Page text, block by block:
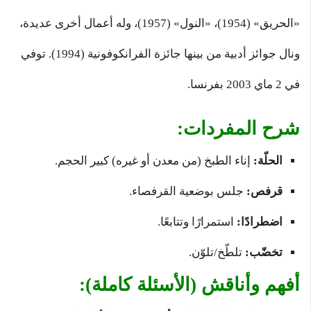
«الحريق» (1954)، «النول» (1957)، وله أعمال أخرى عديدة،
ونال جوائز أدبية من بينها جائزة الفرانكوفونية (1994). توفي
في 2 ماي 2003 بفرنسا.
شرح المفردات:
الحلّة: إناء الطبخ (من معدن أو غيره) كبير الحجم.
قرفص: جلس بوضعية القرفصاء.
اضطرادًا: استمرارًا وتتابعًا.
تخضّب: تلطّخ/تلوّن.
أفهم وأناقش (الأسئلة كاملة):